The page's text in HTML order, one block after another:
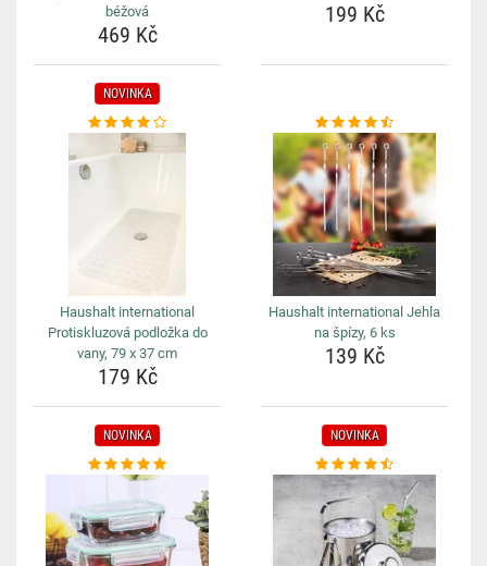
béžová
469 Kč
199 Kč
NOVINKA
Haushalt international
Protiskluzová podložka do
vany, 79 x 37 cm
179 Kč
Haushalt international Jehla
na špízy, 6 ks
139 Kč
NOVINKA NOVINKA